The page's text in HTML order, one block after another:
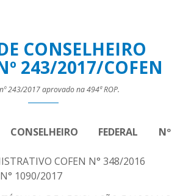
CONSELHEIRO
243/2017/COFEN
243/2017 aprovado na 494ª ROP.
FEDERAL Nº
COFEN N° 348/2016
1090/2017